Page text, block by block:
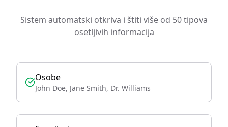
Sistem automatski otkriva i štiti više od 50 tipova
osetljivih informacija
Osobe
John Doe, Jane Smith, Dr. Williams